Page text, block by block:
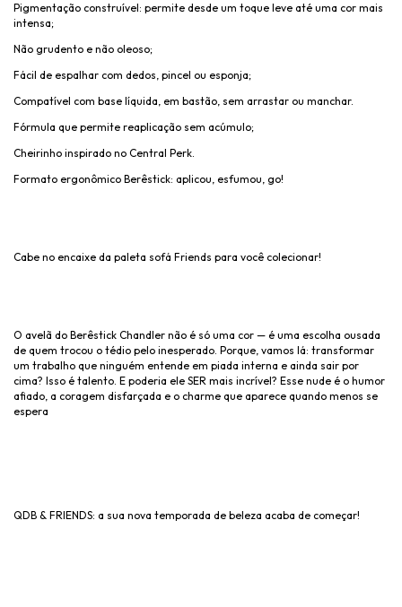
Pigmentação construível: permite desde um toque leve até uma cor mais
intensa;
Não grudento e não oleoso;
Fácil de espalhar com dedos, pincel ou esponja;
Compatível com base líquida, em bastão, sem arrastar ou manchar.
Fórmula que permite reaplicação sem acúmulo;
Cheirinho inspirado no Central Perk.
Formato ergonômico Berêstick: aplicou, esfumou, go!
Cabe no encaixe da paleta sofá Friends para você colecionar!
O avelã do Berêstick Chandler não é só uma cor — é uma escolha ousada
de quem trocou o tédio pelo inesperado. Porque, vamos lá: transformar
um trabalho que ninguém entende em piada interna e ainda sair por
cima? Isso é talento. E poderia ele SER mais incrível? Esse nude é o humor
afiado, a coragem disfarçada e o charme que aparece quando menos se
espera
QDB & FRIENDS: a sua nova temporada de beleza acaba de começar!